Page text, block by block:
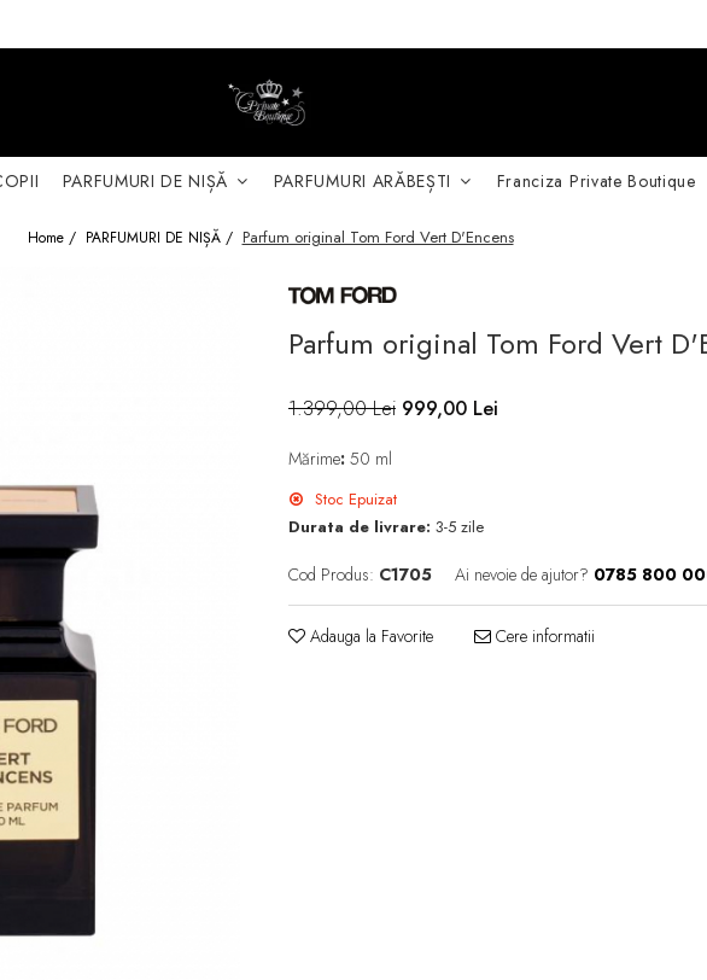
PARFUMURI DE NIȘĂ PARFUMURI ARĂBEȘTI Franciza Private Boutique
Home / PARFUMURI DE NIȘĂ / Parfum original Tom Ford Vert D'Encens
Parfum original Tom Ford Vert
1.399,00 Lei 999,00 Lei
Mărime: 50 ml
Stoc Epuizat
Durata de livrare: 3-5 zile
Cod Produs: C1705 Ai nevoie de ajutor? 0785 800
Adauga la Favorite Cere informatii